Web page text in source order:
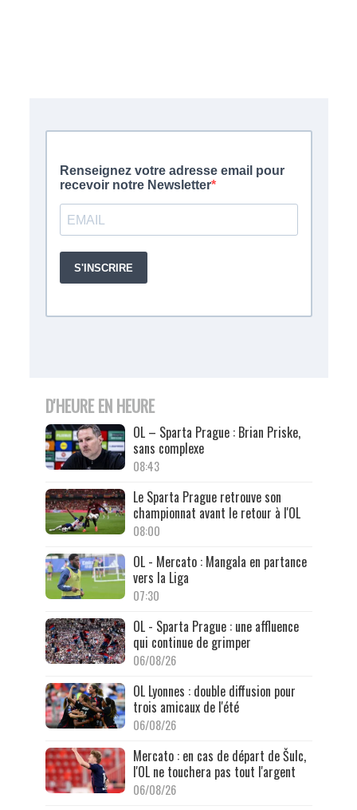
D'HEURE EN HEURE
OL – Sparta Prague : Brian Priske,
sans complexe
08:43
Le Sparta Prague retrouve son
championnat avant le retour à l'OL
08:00
OL - Mercato : Mangala en partance
vers la Liga
07:30
OL - Sparta Prague : une affluence
qui continue de grimper
06/08/26
OL Lyonnes : double diffusion pour
trois amicaux de l'été
06/08/26
Mercato : en cas de départ de Šulc,
l'OL ne touchera pas tout l'argent
06/08/26